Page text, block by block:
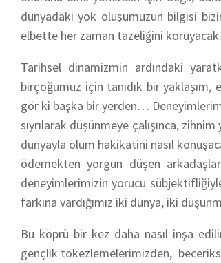
dünyadaki yok oluşumuzun bilgisi
elbette her zaman tazeliğini koruyacak.
Tarihsel dinamizmin ardındaki
birçoğumuz için tanıdık bir
gör ki başka bir yerden…
sıyrılarak düşünmeye çalışınca,
dünyayla ölüm hakikatini nasıl
ödemekten yorgun düşen
deneyimlerimizin yorucu
farkına vardığımız iki dünya, iki
Bu köprü bir kez daha nasıl inşa
gençlik tökezlemelerimizden,